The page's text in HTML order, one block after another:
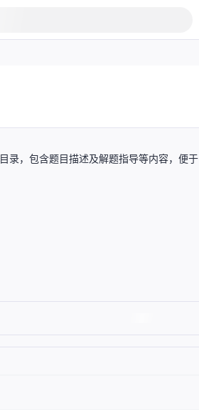
录，包含题目描述及解题指导等内容，便于